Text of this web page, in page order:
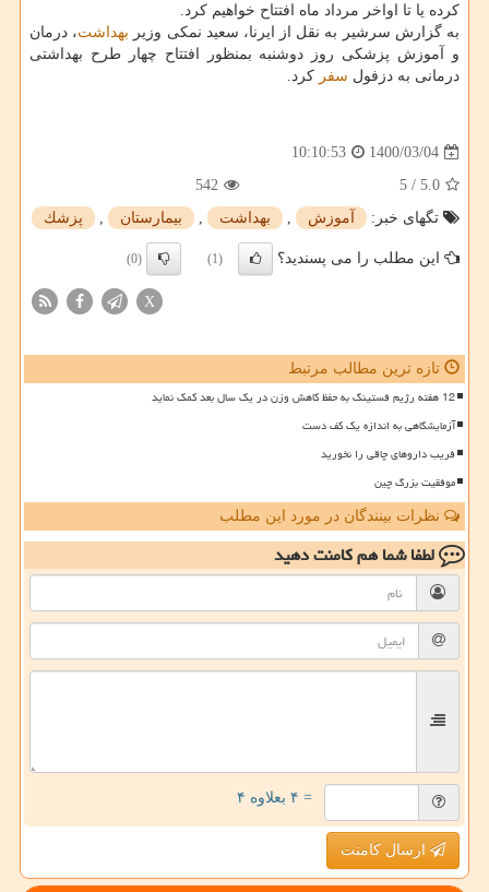
کرده یا تا اواخر مرداد ماه افتتاح خواهیم کرد.
به گزارش سرشیر به نقل از ایرنا، سعید نمکی وزیر بهداشت، درمان
و آموزش پزشکی روز دوشنبه بمنظور افتتاح چهار طرح بهداشتی
درمانی به دزفول سفر کرد.
1400/03/04
10:10:53
5.0
/
5
542
تگهای خبر:
آموزش , بهداشت , بیمارستان , پزشك
این مطلب را می پسندید؟ (1)
(0)
X
تازه ترین مطالب مرتبط
12 هفته رژیم فستینگ به حفظ کاهش وزن در یک سال بعد کمک نماید
آزمایشگاهی به اندازه یک کف دست
فریب داروهای چاقی را نخورید
موفقیت بزرگ چین
نظرات بینندگان در مورد این مطلب
لطفا شما همکامنت دهید
= ۴ بعلاوه ۴
ارسال کامنت